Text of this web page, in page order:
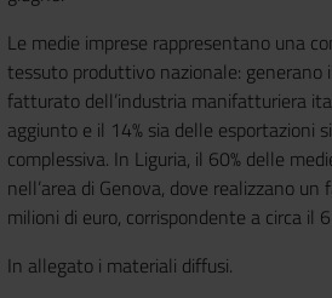
Le medie imprese rappresentano una
tessuto produttivo nazionale: generano
fatturato dell’industria manifatturiera
aggiunto e il 14% sia delle esportazioni
complessiva. In Liguria, il 60% delle
nell’area di Genova, dove realizzano
milioni di euro, corrispondente a circa il
In allegato i materiali diffusi.